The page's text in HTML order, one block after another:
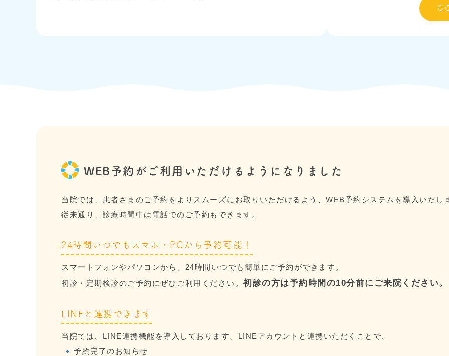
WEB予約がご利用いただけるようになりました
当院では、患者さまのご予約をよりスムーズにお取りいただけるよう、WEB予約システムを導入いたし
従来通り、診療時間中は電話でのご予約もできます。
24時間いつでもスマホ・PCから予約可能！
スマートフォンやパソコンから、24時間いつでも簡単にご予約ができます。
初診・定期検診のご予約にぜひご利用ください。 初診の方は予約時間の10分前にご来院ください
LINEと連携できます
当院では、LINE連携機能を導入しております。LINEアカウントと連携いただくことで、
予約完了のお知らせ